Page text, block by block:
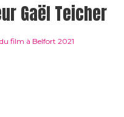
Gaël Teicher
film à Belfort 2021